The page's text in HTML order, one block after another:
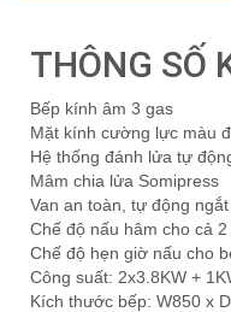
THÔNG SỐ
Bếp kính âm 3 gas
Mặt kính cường lực màu
Hệ thống đánh lửa tự
Mâm chia lửa Somipress
Van an toàn, tự động
Chế độ nấu hâm cho cả
Chế độ hẹn giờ nấu cho
Công suất: 2x3.8KW +
Kích thước bếp: W850 x